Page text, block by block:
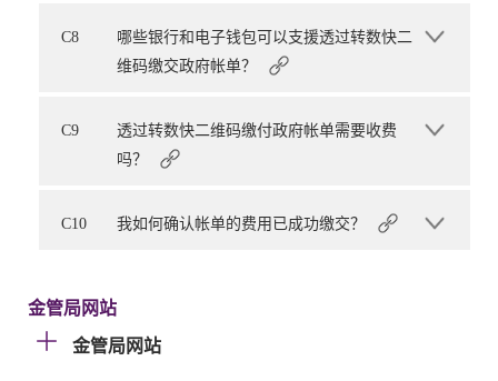
C8
哪些银行和电子钱包可以支援透过转数快二
维码缴交政府帐单？
C9
透过转数快二维码缴付政府帐单需要收费
吗？
C10 我如何确认帐单的费用已成功缴交？
金管局网站
金管局网站